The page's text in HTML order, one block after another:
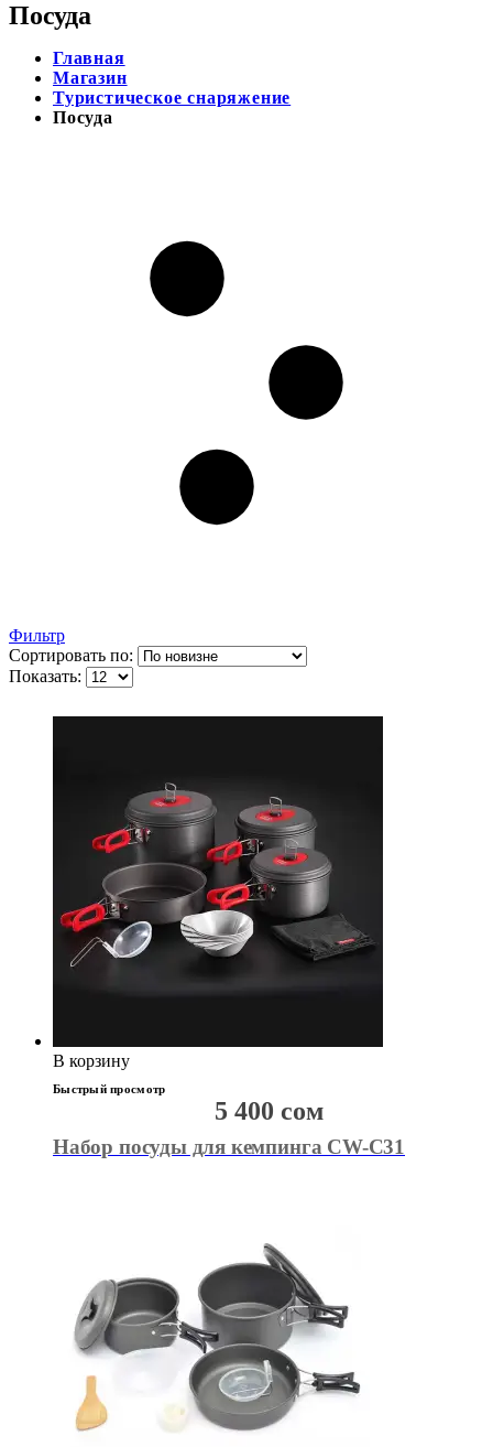
Посуда
Главная
Магазин
Туристическое снаряжение
Посуда
Фильтр
Сортировать по:
Показать:
В корзину
Быстрый просмотр
Набор посуды для кемпинга CW-C31
5 400 сом